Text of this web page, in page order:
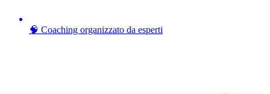
🧠 Coaching organizzato da esperti